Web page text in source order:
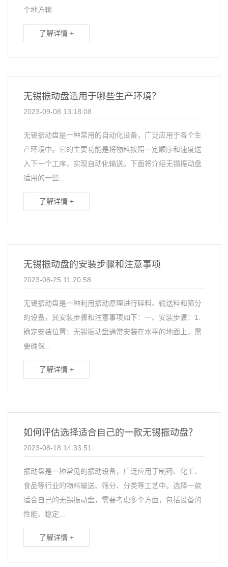
个地方输...
了解详情 +
无锡振动盘适用于哪些生产环境？
2023-09-08 13:18:08
无锡振动盘是一种常用的自动化设备，广泛应用于各个生
产环境中。它的主要功能是将物料按照一定顺序和速度送
入下一个工序，实现自动化输送。下面将介绍无锡振动盘
适用的一些...
了解详情 +
无锡振动盘的安装步骤和注意事项
2023-08-25 11:20:58
无锡振动盘是一种利用振动原理进行碎料、输送料和筛分
的设备，其安装步骤和注意事项如下：一、安装步骤：1.
确定安装位置：无锡振动盘通常安装在水平的地面上，需
要确保...
了解详情 +
如何评估选择适合自己的一款无锡振动盘？
2023-08-18 14:33:51
振动盘是一种常见的振动设备，广泛应用于制药、化工、
食品等行业的物料输送、筛分、分类等工艺中。选择一款
适合自己的无锡振动盘，需要考虑多个方面，包括设备的
性能、稳定...
了解详情 +